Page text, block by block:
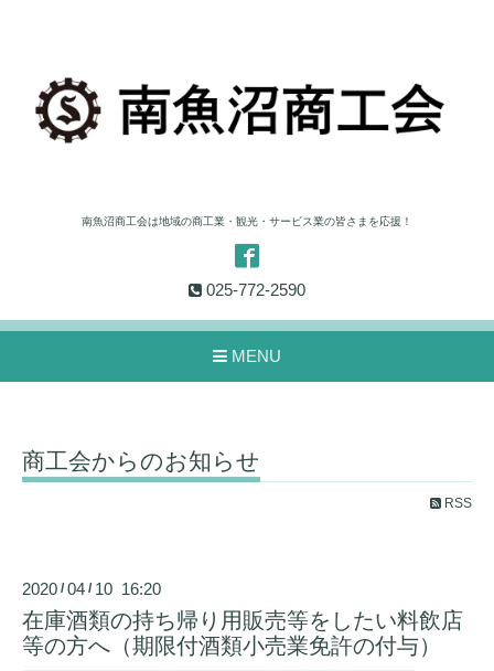
南魚沼商工会は地域の商工業・観光・サービス業の皆さまを応援！
025-772-2590
MENU
商工会からのお知らせ
RSS
2020 /04 / 10 16:20
在庫酒類の持ち帰り用販売等をしたい料飲店
等の方へ（期限付酒類小売業免許の付与）